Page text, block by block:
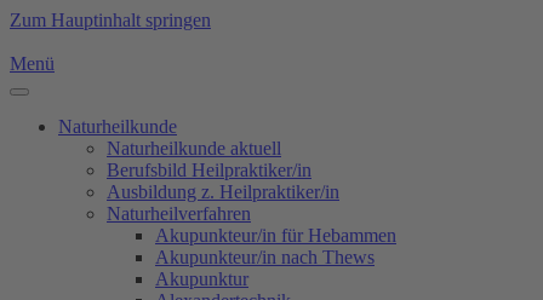
Zum Hauptinhalt springen
Menü
Naturheilkunde
Naturheilkunde aktuell
Berufsbild Heilpraktiker/in
Ausbildung z. Heilpraktiker/in
Naturheilverfahren
Akupunkteur/in für Hebammen
Akupunkteur/in nach Thews
Akupunktur